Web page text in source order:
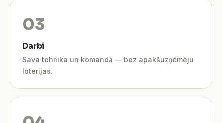
Darbi
Sava tehnika un komanda — bez apakšuzņēmēju
loterijas.